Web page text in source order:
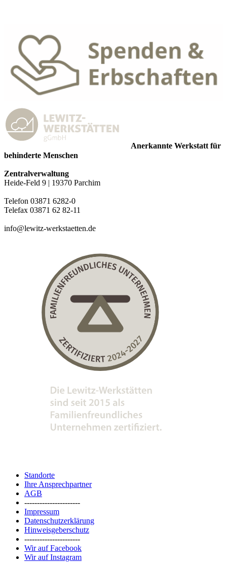
Anerkannte Werkstatt für
behinderte Menschen
Zentralverwaltung
Heide-Feld 9 | 19370 Parchim
Telefon 03871 6282-0
Telefax 03871 62 82-11
info@lewitz-werkstaetten.de
Standorte
Ihre Ansprechpartner
AGB
----------------------
Impressum
Datenschutzerklärung
Hinweisgeberschutz
----------------------
Wir auf Facebook
Wir auf Instagram